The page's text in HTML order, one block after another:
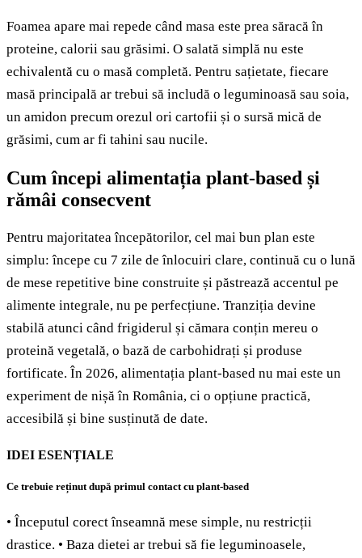
Foamea apare mai repede când masa este prea săracă în
proteine, calorii sau grăsimi. O salată simplă nu este
echivalentă cu o masă completă. Pentru sațietate, fiecare
masă principală ar trebui să includă o leguminoasă sau soia,
un amidon precum orezul ori cartofii și o sursă mică de
grăsimi, cum ar fi tahini sau nucile.
Cum începi alimentația plant-based și
rămâi consecvent
Pentru majoritatea începătorilor, cel mai bun plan este
simplu: începe cu 7 zile de înlocuiri clare, continuă cu o lună
de mese repetitive bine construite și păstrează accentul pe
alimente integrale, nu pe perfecțiune. Tranziția devine
stabilă atunci când frigiderul și cămara conțin mereu o
proteină vegetală, o bază de carbohidrați și produse
fortificate. În 2026, alimentația plant-based nu mai este un
experiment de nișă în România, ci o opțiune practică,
accesibilă și bine susținută de date.
IDEI ESENȚIALE
Ce trebuie reținut după primul contact cu plant-based
• Începutul corect înseamnă mese simple, nu restricții
drastice. • Baza dietei ar trebui să fie leguminoasele,